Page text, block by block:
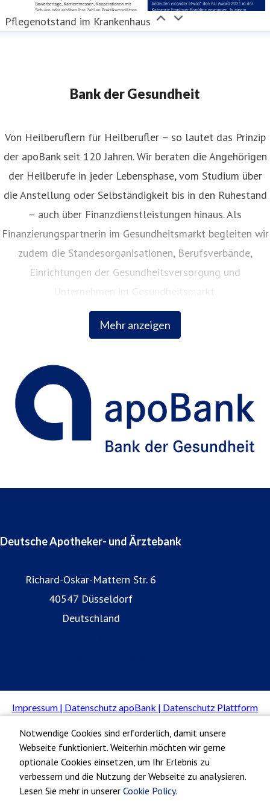
Notwendige Cookies sind erforderlich, damit unsere
Webseite funktioniert. Weiterhin möchten wir gerne
optionale Cookies einsetzen, um Ihr Erlebnis zu
verbessern und die Nutzung der Webseite zu analysieren.
Lesen Sie mehr in unserer Cookie Policy.
Pflegenotstand im Krankenhaus
Bank der Gesundheit
Mehr anzeigen
Von Heilberuflern für Heilberufler – so lautet das Prinzip
der apoBank seit 120 Jahren. Wir beraten die Angehörigen
der Heilberufe in jeder Lebensphase, vom Studium über
die Anstellung oder Selbständigkeit bis in den Ruhestand
– auch über Finanzdienstleistungen hinaus. Als
Finanzierungspartnerin im Gesundheitsmarkt begleiten wir
zudem die Standesorganisationen, Berufsverbände,
Einrichtungen der Gesundheitsversorgung und
Unternehmen im Gesundheitsmarkt.
Deutsche Apotheker- und Ärztebank
Richard-Oskar-Mattern Str. 6
40547 Düsseldorf
Deutschland